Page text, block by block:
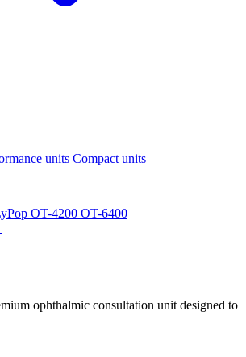
units Compact units
OT-4200 OT-6400
ophthalmic consultation unit designed to